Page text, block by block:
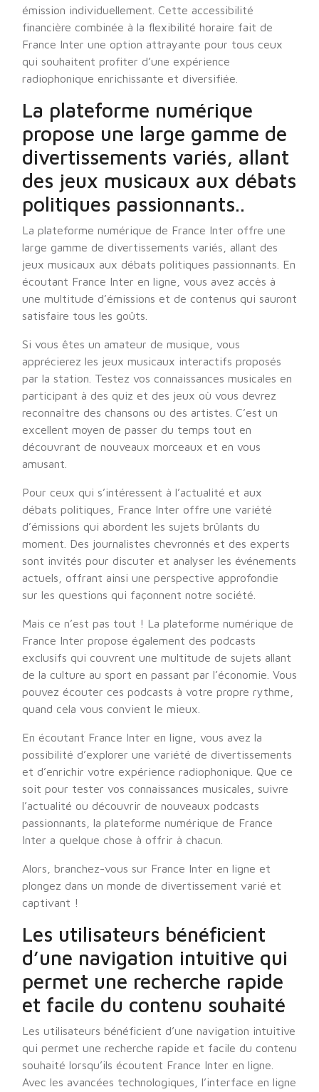
émission individuellement. Cette accessibilité
financière combinée à la flexibilité horaire fait de
France Inter une option attrayante pour tous ceux
qui souhaitent profiter d’une expérience
radiophonique enrichissante et diversifiée.
La plateforme numérique
propose une large gamme de
divertissements variés, allant
des jeux musicaux aux débats
politiques passionnants..
La plateforme numérique de France Inter offre une
large gamme de divertissements variés, allant des
jeux musicaux aux débats politiques passionnants. En
écoutant France Inter en ligne, vous avez accès à
une multitude d’émissions et de contenus qui sauront
satisfaire tous les goûts.
Si vous êtes un amateur de musique, vous
apprécierez les jeux musicaux interactifs proposés
par la station. Testez vos connaissances musicales en
participant à des quiz et des jeux où vous devrez
reconnaître des chansons ou des artistes. C’est un
excellent moyen de passer du temps tout en
découvrant de nouveaux morceaux et en vous
amusant.
Pour ceux qui s’intéressent à l’actualité et aux
débats politiques, France Inter offre une variété
d’émissions qui abordent les sujets brûlants du
moment. Des journalistes chevronnés et des experts
sont invités pour discuter et analyser les événements
actuels, offrant ainsi une perspective approfondie
sur les questions qui façonnent notre société.
Mais ce n’est pas tout ! La plateforme numérique de
France Inter propose également des podcasts
exclusifs qui couvrent une multitude de sujets allant
de la culture au sport en passant par l’économie. Vous
pouvez écouter ces podcasts à votre propre rythme,
quand cela vous convient le mieux.
En écoutant France Inter en ligne, vous avez la
possibilité d’explorer une variété de divertissements
et d’enrichir votre expérience radiophonique. Que ce
soit pour tester vos connaissances musicales, suivre
l’actualité ou découvrir de nouveaux podcasts
passionnants, la plateforme numérique de France
Inter a quelque chose à offrir à chacun.
Alors, branchez-vous sur France Inter en ligne et
plongez dans un monde de divertissement varié et
captivant !
Les utilisateurs bénéficient
d’une navigation intuitive qui
permet une recherche rapide
et facile du contenu souhaité
Les utilisateurs bénéficient d’une navigation intuitive
qui permet une recherche rapide et facile du contenu
souhaité lorsqu’ils écoutent France Inter en ligne.
Avec les avancées technologiques, l’interface en ligne